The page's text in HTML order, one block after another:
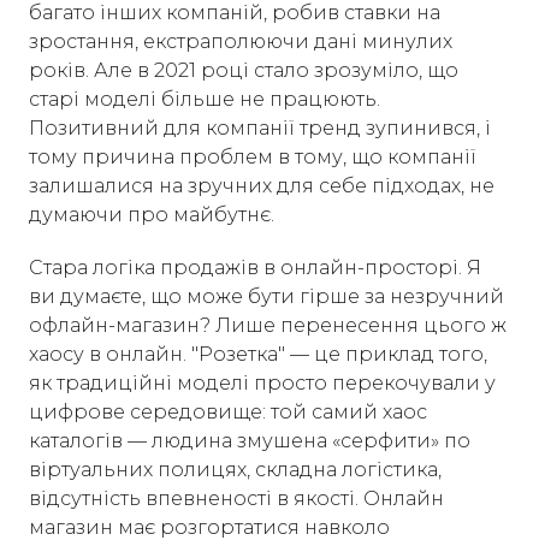
багато інших компаній, робив ставки на
зростання, екстраполюючи дані минулих
років. Але в 2021 році стало зрозуміло, що
старі моделі більше не працюють.
Позитивний для компанії тренд зупинився, і
тому причина проблем в тому, що компанії
залишалися на зручних для себе підходах, не
думаючи про майбутнє.
Стара логіка продажів в онлайн-просторі. Я
ви думаєте, що може бути гірше за незручний
офлайн-магазин? Лише перенесення цього ж
хаосу в онлайн. "Розетка" — це приклад того,
як традиційні моделі просто перекочували у
цифрове середовище: той самий хаос
каталогів — людина змушена «серфити» по
віртуальних полицях, складна логістика,
відсутність впевненості в якості. Онлайн
магазин має розгортатися навколо